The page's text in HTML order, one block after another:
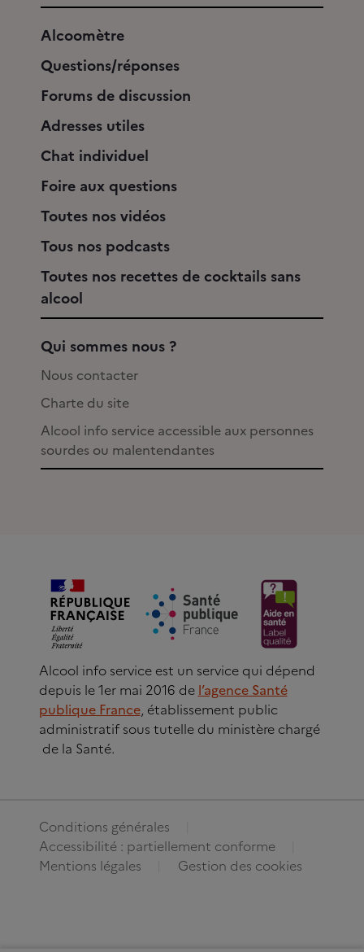
Alcoomètre
Questions/réponses
Forums de discussion
Adresses utiles
Chat individuel
Foire aux questions
Toutes nos vidéos
Tous nos podcasts
Toutes nos recettes de cocktails sans
alcool
Qui sommes nous ?
Nous contacter
Charte du site
Alcool info service accessible aux personnes
sourdes ou malentendantes
Alcool info service est un service qui dépend
depuis le 1er mai 2016 de l’agence Santé
publique France, établissement public
administratif sous tutelle du ministère chargé
de la Santé.
Conditions générales
Accessibilité : partiellement conforme
Mentions légales
Gestion des cookies